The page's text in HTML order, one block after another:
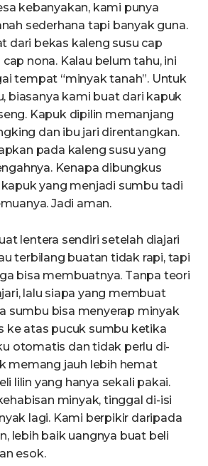
kebanyakan, kami punya
sederhana tapi banyak guna.
dari bekas kaleng susu cap
nona. Kalau belum tahu, ini
tempat “minyak tanah”. Untuk
biasanya kami buat dari kapuk
Kapuk dipilin memanjang
dan ibu jari direntangkan.
pada kaleng susu yang
Kenapa dibungkus
yang menjadi sumbu tadi
Jadi aman.
lentera sendiri setelah diajari
terbilang buatan tidak rapi, tapi
bisa membuatnya. Tanpa teori
lalu siapa yang membuat
sumbu bisa menyerap minyak
ke atas pucuk sumbu ketika
otomatis dan tidak perlu di-
memang jauh lebih hemat
lilin yang hanya sekali pakai.
minyak, tinggal di-isi
lagi. Kami berpikir daripada
lebih baik uangnya buat beli
esok.